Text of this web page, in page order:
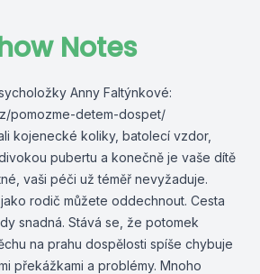
Notes
Anny Faltýnkové:
pomozme-detem-dospet/
kojenecké koliky, batolecí vzdor,
pubertu a konečně je vaše dítě
vaši péči už téměř nevyžaduje.
rodič můžete oddechnout. Cesta
snadná. Stává se, že potomek
na prahu dospělosti spíše chybuje
překážkami a problémy. Mnoho